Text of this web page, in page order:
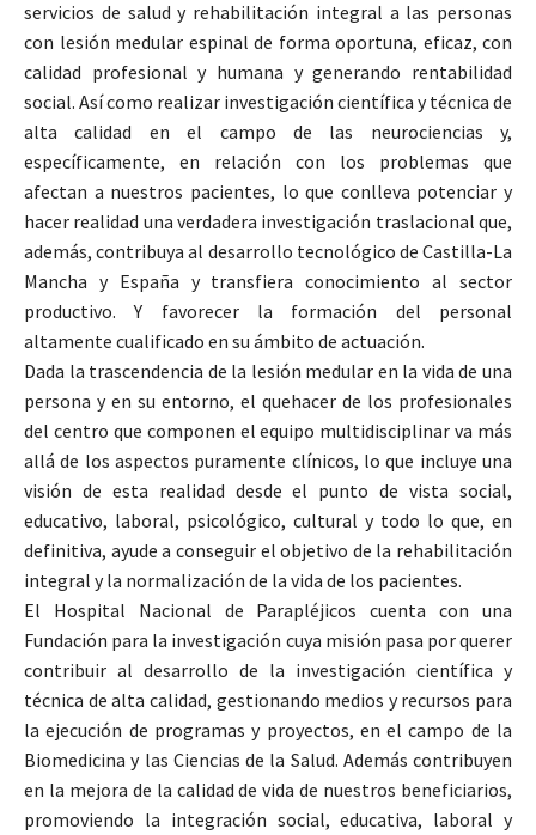
servicios de salud y rehabilitación integral a las personas
con lesión medular espinal de forma oportuna, eficaz, con
calidad profesional y humana y generando rentabilidad
social. Así como realizar investigación científica y técnica de
alta calidad en el campo de las neurociencias y,
específicamente, en relación con los problemas que
afectan a nuestros pacientes, lo que conlleva potenciar y
hacer realidad una verdadera investigación traslacional que,
además, contribuya al desarrollo tecnológico de Castilla-La
Mancha y España y transfiera conocimiento al sector
productivo. Y favorecer la formación del personal
altamente cualificado en su ámbito de actuación.
Dada la trascendencia de la lesión medular en la vida de una
persona y en su entorno, el quehacer de los profesionales
del centro que componen el equipo multidisciplinar va más
allá de los aspectos puramente clínicos, lo que incluye una
visión de esta realidad desde el punto de vista social,
educativo, laboral, psicológico, cultural y todo lo que, en
definitiva, ayude a conseguir el objetivo de la rehabilitación
integral y la normalización de la vida de los pacientes.
El Hospital Nacional de Parapléjicos cuenta con una
Fundación para la investigación cuya misión pasa por querer
contribuir al desarrollo de la investigación científica y
técnica de alta calidad, gestionando medios y recursos para
la ejecución de programas y proyectos, en el campo de la
Biomedicina y las Ciencias de la Salud. Además contribuyen
en la mejora de la calidad de vida de nuestros beneficiarios,
promoviendo la integración social, educativa, laboral y